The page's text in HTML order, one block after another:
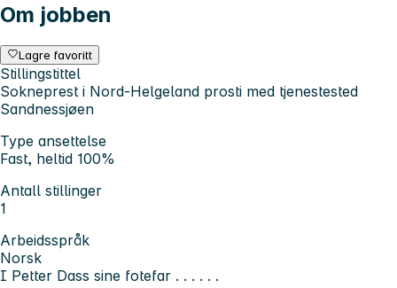
Om jobben
Lagre favoritt
Stillingstittel
Sokneprest i Nord-Helgeland prosti med tjenestested
Sandnessjøen
Type ansettelse
Fast, heltid 100%
Antall stillinger
1
Arbeidsspråk
Norsk
I Petter Dass sine fotefar . . . . . .